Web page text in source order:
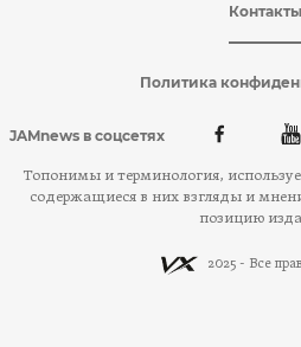
Контакты
Политика
JAMnews в соцсетях
Топонимы и терминология,
содержащиеся в них взгляды и
позицию
2025 - Все